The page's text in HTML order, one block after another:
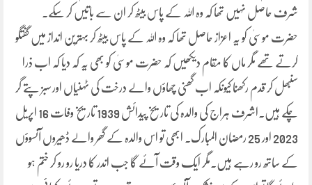
شرف حاصل نہیں تھا کہ وہ اللہ کے پاس بیٹھ کر ان سے باتیں کر سکے۔
حضرت موسیٰ کو یہ اعزاز حاصل تھا کہ وہ اللہ کے پاس بیٹھ کر بہترین انداز میں گفتگو
کرتے تھے مگر ماں کا مقام دیکھیں کہ حضرت موسیٰ کو بھی یہ کہ دیا کہ اب ذرا
سنبھل کر قدم رکھنا کیونکہ اب گھنی چھاؤں والے درخت کی ٹہنیاں اور سبز پتے گر
چکے ہیں۔اشرف ہراج کی والدہ کی تاریخ پیدائش 1939 تاریخ وفات 16 اپریل
2023 اور 25 رمضان المبارک۔ ابھی تو اس والدہ کے گھر والے ڈھیروں آنسوؤں
کے ساتھ رو رہے ہیں۔مگر ایک وقت آئے گا جب اندر کا دریا رو رو کر ختم ہو